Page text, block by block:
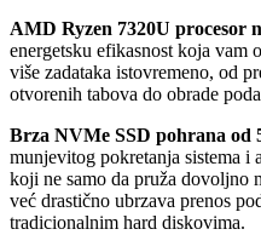
AMD Ryzen 7320U procesor
energetsku efikasnost koja vam
više zadataka istovremeno, od
otvorenih tabova do obrade
Brza NVMe SSD pohrana od
munjevitog pokretanja sistema i
koji ne samo da pruža dovoljno
već drastično ubrzava prenos
tradicionalnim hard diskovima.